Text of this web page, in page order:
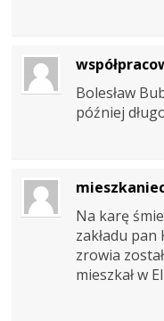
Bolesław
później
Na karę
zakładu pan
zrowia
mieszkał w